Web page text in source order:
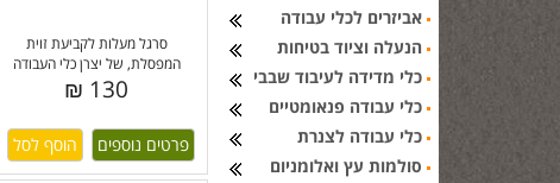
סרגל מעלות לקביעת זוית
המפסלת, של יצרן כלי העבודה
130 ₪
פרטים נוספים
אביזרים לכלי עבודה
הנעלה וציוד בטיחות
כלי מדידה לעיבוד שבבי
כלי עבודה פנאומטיים
כלי עבודה לצנרת
סולמות עץ ואלומניום